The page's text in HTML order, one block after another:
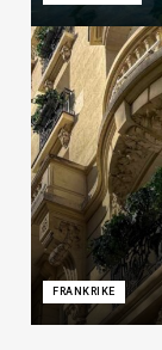
FRANKRIKE